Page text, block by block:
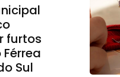
furtos
Sul